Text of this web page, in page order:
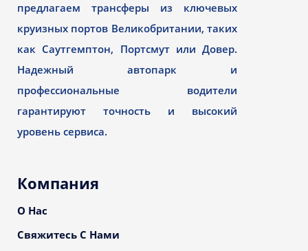
предлагаем трансферы из ключевых
круизных портов Великобритании, таких
как Саутгемптон, Портсмут или Довер.
Надежный автопарк и
профессиональные водители
гарантируют точность и высокий
уровень сервиса.
Компания
О Нас
Свяжитесь С Нами